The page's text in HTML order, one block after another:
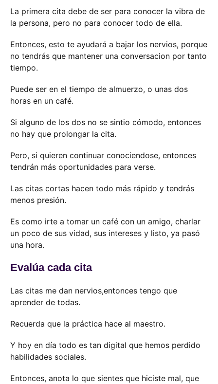
La primera cita debe de ser para conocer la vibra de
la persona, pero no para conocer todo de ella.
Entonces, esto te ayudará a bajar los nervios, porque
no tendrás que mantener una conversacion por tanto
tiempo.
Puede ser en el tiempo de almuerzo, o unas dos
horas en un café.
Si alguno de los dos no se sintio cómodo, entonces
no hay que prolongar la cita.
Pero, si quieren continuar conociendose, entonces
tendrán más oportunidades para verse.
Las citas cortas hacen todo más rápido y tendrás
menos presión.
Es como irte a tomar un café con un amigo, charlar
un poco de sus vidad, sus intereses y listo, ya pasó
una hora.
Evalúa cada cita
Las citas me dan nervios,entonces tengo que
aprender de todas.
Recuerda que la práctica hace al maestro.
Y hoy en día todo es tan digital que hemos perdido
habilidades sociales.
Entonces, anota lo que sientes que hiciste mal, que